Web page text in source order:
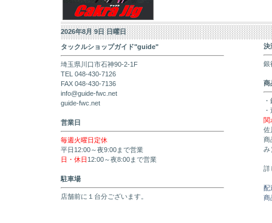
2026年8月 9日 日曜日
タックルショップガイド"guide"
埼玉県川口市石神90-2-1F
TEL 048-430-7126
FAX 048-430-7136
info@guide-fwc.net
guide-fwc.net
営業日
毎週火曜日定休
平日12:00～夜9:00まで営業
日・休日 12:00～夜8:00まで営業
駐車場
店舗前に１台分ございます。
決
銀
商
関
佐
商
み
詳
配
商